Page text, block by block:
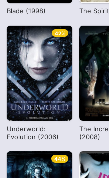
Blade (1998) The
Underworld:
Evolution (2006)
42%
The
(2008)
44%